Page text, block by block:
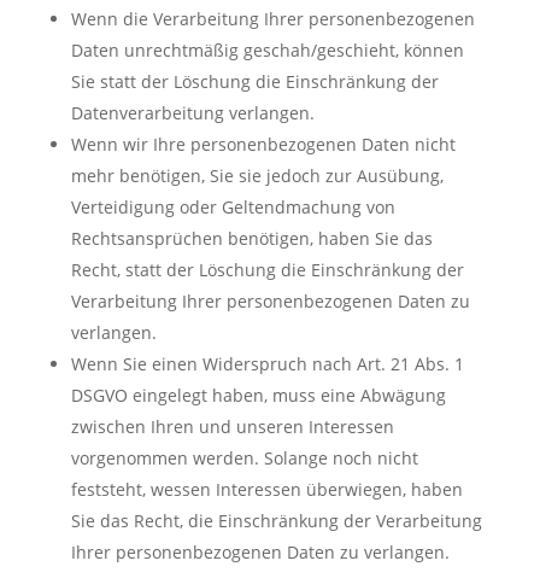
Wenn die Verarbeitung Ihrer personenbezogenen
Daten unrechtmäßig geschah/geschieht, können
Sie statt der Löschung die Einschränkung der
Datenverarbeitung verlangen.
Wenn wir Ihre personenbezogenen Daten nicht
mehr benötigen, Sie sie jedoch zur Ausübung,
Verteidigung oder Geltendmachung von
Rechtsansprüchen benötigen, haben Sie das
Recht, statt der Löschung die Einschränkung der
Verarbeitung Ihrer personenbezogenen Daten zu
verlangen.
Wenn Sie einen Widerspruch nach Art. 21 Abs. 1
DSGVO eingelegt haben, muss eine Abwägung
zwischen Ihren und unseren Interessen
vorgenommen werden. Solange noch nicht
feststeht, wessen Interessen überwiegen, haben
Sie das Recht, die Einschränkung der Verarbeitung
Ihrer personenbezogenen Daten zu verlangen.